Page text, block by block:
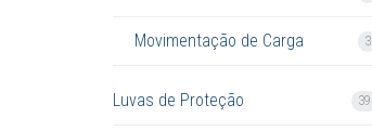
Movimentação de Carga 3
Luvas de Proteção 39